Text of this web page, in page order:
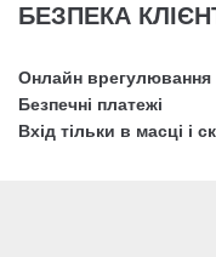
БЕЗПЕКА
Онлайн врегулювання
Безпечні платежі
Вхід тільки в масці і